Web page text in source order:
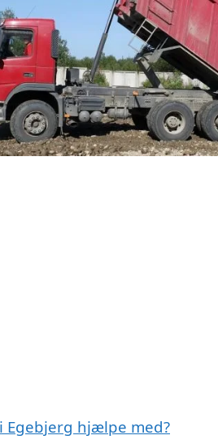
Egebjerg hjælpe med?